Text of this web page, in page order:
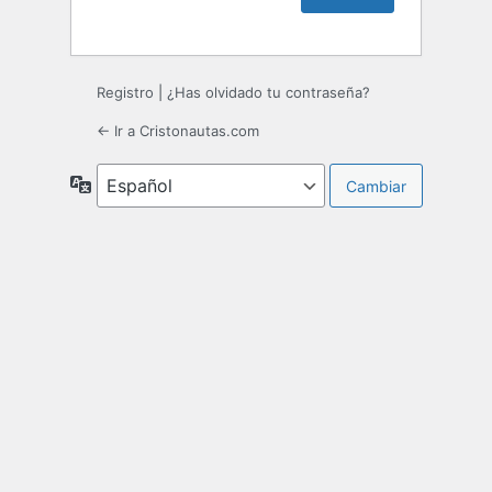
Registro ¿Has olvidado tu contraseña?
← Ir a Cristonautas.com
Idioma